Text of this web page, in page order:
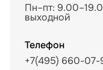
Пн–пт:
выходной
Телефон
+7(495) 660-07-